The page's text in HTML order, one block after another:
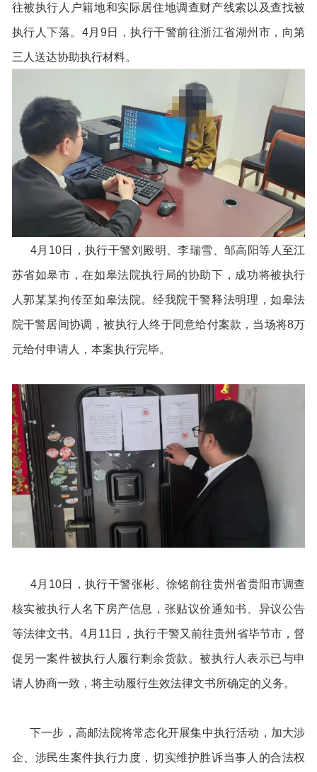
往被执行人户籍地和实际居住地调查财产线索以及查找被
执行人下落。4月9日，执行干警前往浙江省湖州市，向第
三人送达协助执行材料。
4月10日，执行干警刘殿明、李瑞雪、邹高阳等人至江
苏省如皋市，在如皋法院执行局的协助下，成功将被执行
人郭某某拘传至如皋法院。经我院干警释法明理，如皋法
院干警居间协调，被执行人终于同意给付案款，当场将8万
元给付申请人，本案执行完毕。
4月10日，执行干警张彬、徐铭前往贵州省贵阳市调查
核实被执行人名下房产信息，张贴议价通知书、异议公告
等法律文书。4月11日，执行干警又前往贵州省毕节市，督
促另一案件被执行人履行剩余货款。被执行人表示已与申
请人协商一致，将主动履行生效法律文书所确定的义务。
下一步，高邮法院将常态化开展集中执行活动，加大涉
企、涉民生案件执行力度，切实维护胜诉当事人的合法权